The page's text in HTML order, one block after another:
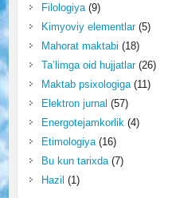
Filologiya(9)
Kimyoviy elementlar(5)
Mahorat maktabi (18)
Ta’limga oid hujjatlar(26)
Maktab psixologiga(11)
Elektron jurnal (57)
Energotejamkorlik (4)
Etimologiya(16)
Bu kun tarixda(7)
Hazil (1)